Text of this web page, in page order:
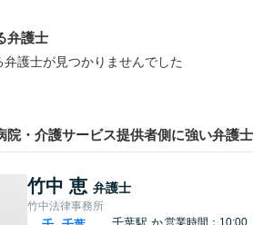
弁護士
護士が見つかりませんでした
院・介護サービス提供者側に強い弁護士
竹中 恵 弁護士
竹中法律事務所
千葉駅 か営業時間：10:00